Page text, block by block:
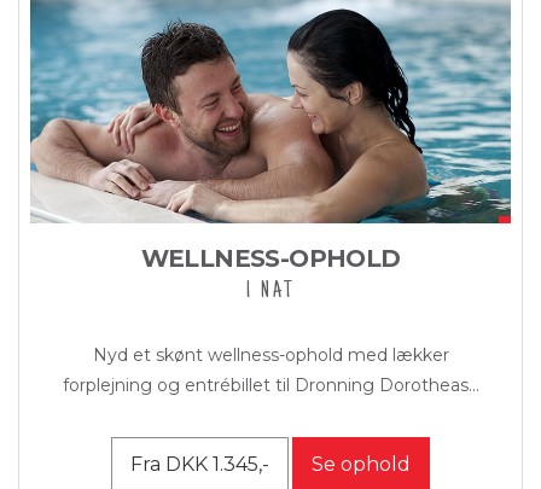
WELLNESS-OPHOLD
1 NAT
Nyd et skønt wellness-ophold med lækker
forplejning og entrébillet til Dronning Dorotheas...
Fra DKK 1.345,- Se ophold